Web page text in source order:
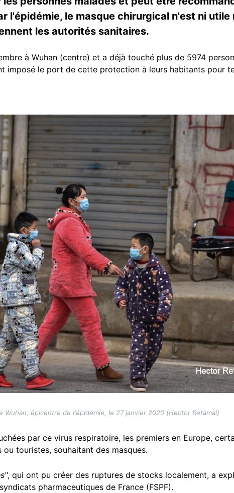
l'épidémie, le masque chirurgical n'est ni
les autorités sanitaires.
à Wuhan (centre) et a déjà touché plus de 5974
imposé le port de cette protection à leurs habitants pour
Wuhan, épicentre de l'épidémie, le 27 janvier 2020 (Hector Retamal)
par ce virus respiratoire, les premiers en Europe,
touristes, souhaitant des masques.
, qui ont pu créer des ruptures de stocks localement, a
pharmaceutiques de France (FSPF).